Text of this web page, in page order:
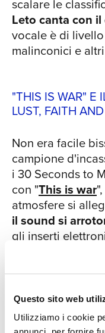
Questo sito web
Utilizziamo i cookie
sfocia in un
invece, le
blocco musicale
“Bright Lights”,
“Northern
con il blocco
2018 esce
dimostra un
artistica e
Water” e
singoli estratti,
seducenti e
band, “Hail To
Rise” mostrano
più elettronica.
Shannon Leto,
blues dal testo
scalare le
Leto canta con
vocale è di
malinconici e
"THIS IS WAR" E
LUST, FAITH
Non era facile
campione
i 30 Seconds to
con "This is war
atmosfere si
il sound si
gli inserti
mostra ancora
senza sosta.
L'album e le